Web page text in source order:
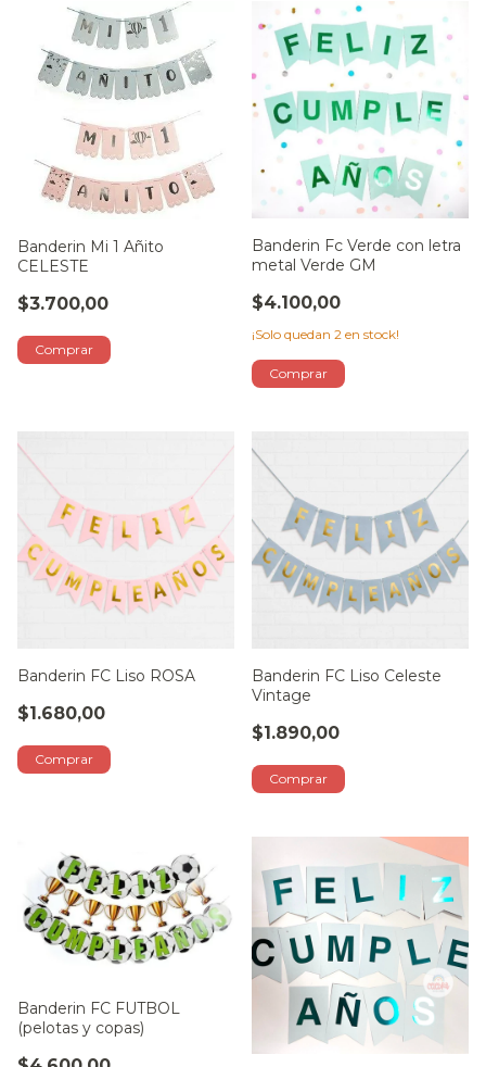
Banderin Mi 1 Añito
CELESTE
$3.700,00
Banderin Fc Verde con letra
metal Verde GM
$4.100,00
¡Solo quedan 2 en stock!
Banderin FC Liso ROSA
$1.680,00
Banderin FC Liso Celeste
Vintage
$1.890,00
Banderin FC FUTBOL
(pelotas y copas)